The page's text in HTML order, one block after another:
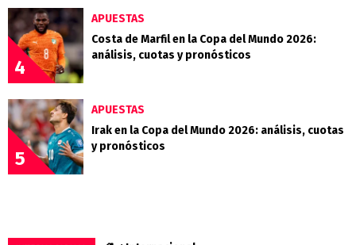
4
APUESTAS
Costa de Marfil en la Copa del Mundo 2026:
análisis, cuotas y pronósticos
5
APUESTAS
Irak en la Copa del Mundo 2026: análisis, cuotas
y pronósticos